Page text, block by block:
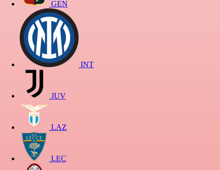
GEN
INT
JUV
LAZ
LEC